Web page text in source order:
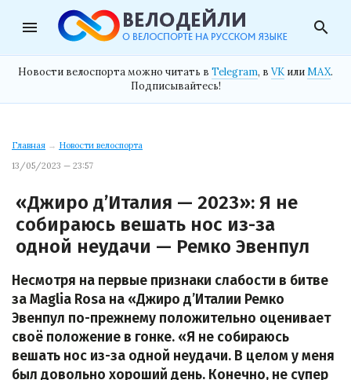
menu search
Новости велоспорта можно читать в Telegram, в VK илиMAX.
Подписывайтесь!
Главная → Новости велоспорта
13/05/2023 — 23:57
«Джиро д’Италия — 2023»: Я не
собираюсь вешать нос из-за
одной неудачи — Ремко Эвенпул
Несмотря на первые признаки слабости в битве
за Maglia Rosa на «Джиро д’Италии Ремко
Эвенпул по-прежнему положительно оценивает
своё положение в гонке. «Я не собираюсь
вешать нос из-за одной неудачи. В целом у меня
был довольно хороший день. Конечно, не супер